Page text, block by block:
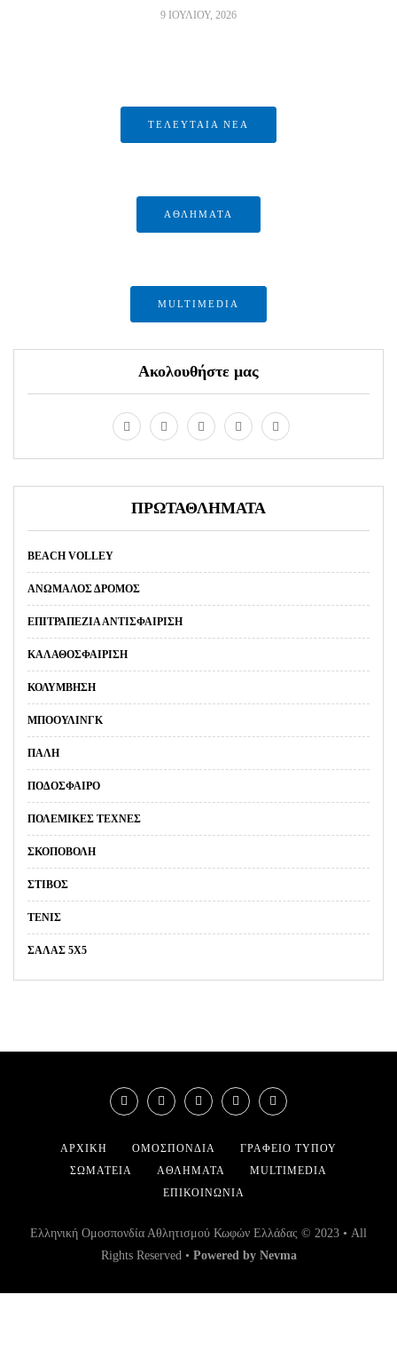
9 ΙΟΥΛΊΟΥ, 2026
ΤΕΛΕΥΤΑΙΑ ΝΕΑ
ΑΘΛΗΜΑΤΑ
MULTIMEDIA
Ακολουθήστε μας
ΠΡΩΤΑΘΛΗΜΑΤΑ
BEACH VOLLEY
ΑΝΏΜΑΛΟΣ ΔΡΌΜΟΣ
ΕΠΙΤΡΑΠΈΖΙΑ ΑΝΤΙΣΦΑΊΡΙΣΗ
ΚΑΛΑΘΟΣΦΑΊΡΙΣΗ
ΚΟΛΎΜΒΗΣΗ
ΜΠΌΟΥΛΙΝΓΚ
ΠΆΛΗ
ΠΟΔΌΣΦΑΙΡΟ
ΠΟΛΕΜΙΚΈΣ ΤΈΧΝΕΣ
ΣΚΟΠΟΒΟΛΉ
ΣΤΊΒΟΣ
ΤΈΝΙΣ
ΣΑΛΑΣ 5Χ5
ΑΡΧΙΚΉ ΟΜΟΣΠΟΝΔΊΑ
ΓΡΑΦΕΊΟ ΤΎΠΟΥ
ΣΩΜΑΤΕΊΑ
ΑΘΛΉΜΑΤΑ
MULTIMEDIA
ΕΠΙΚΟΙΝΩΝΊΑ
Ελληνική Ομοσπονδία Αθλητισμού Κωφών Ελλάδας © 2023 • All
Rights Reserved • Powered by Nevma